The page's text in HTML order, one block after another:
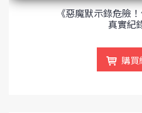
《惡魔默示錄――危
真實紀
購買